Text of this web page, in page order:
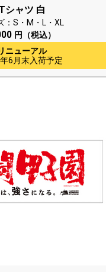
シャツ 白
：S・M・L・XL
円（税込）
ニューアル
6月末入荷予定